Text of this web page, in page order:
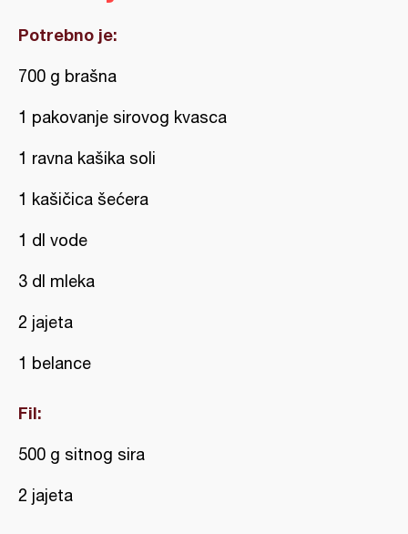
Potrebno je:
700 g brašna
1 pakovanje sirovog kvasca
1 ravna kašika soli
1 kašičica šećera
1 dl vode
3 dl mleka
2 jajeta
1 belance
Fil:
500 g sitnog sira
2 jajeta